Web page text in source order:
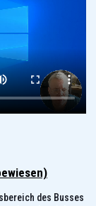
des Busses